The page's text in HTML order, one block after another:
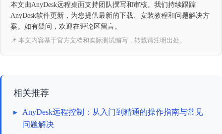
本文由AnyDesk远程桌面支持团队撰写和审核。我们持续跟踪
AnyDesk软件更新，为您提供最新的下载、安装教程和问题解决方
案。如有疑问，欢迎在评论区留言。
📌 本文内容基于官方文档和实际测试编写，转载请注明出处。
相关推荐
▸
AnyDesk远程控制：从入门到精通的操作指南与常见
问题解决